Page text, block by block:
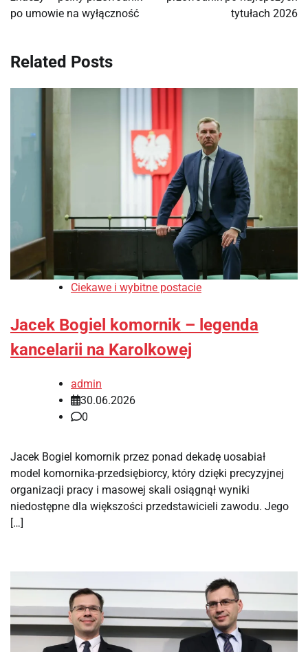
po umowie na wyłączność
tytułach 2026
Related Posts
Ciekawe i wybitne postacie
Jacek Bogiel komornik – legenda
kancelarii na Karolkowej
admin
30.06.2026
0
Jacek Bogiel komornik przez ponad dekadę uosabiał
model komornika-przedsiębiorcy, który dzięki precyzyjnej
organizacji pracy i masowej skali osiągnął wyniki
niedostępne dla większości przedstawicieli zawodu. Jego
[…]